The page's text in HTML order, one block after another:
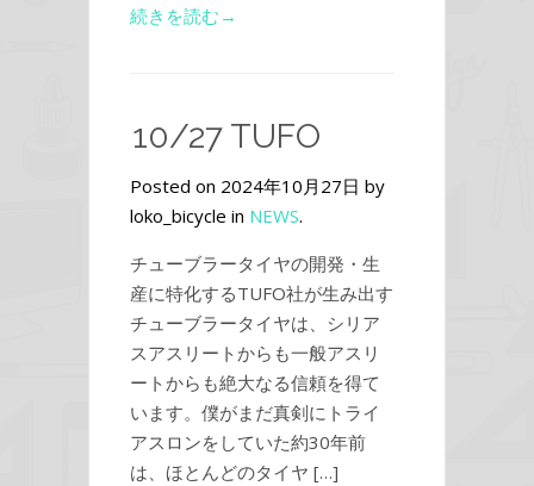
続きを読む→
10/27 TUFO
Posted on 2024年10月27日 by
loko_bicycle in NEWS.
チューブラータイヤの開発・生
産に特化するTUFO社が生み出す
チューブラータイヤは、シリア
スアスリートからも一般アスリ
ートからも絶大なる信頼を得て
います。僕がまだ真剣にトライ
アスロンをしていた約30年前
は、ほとんどのタイヤ […]